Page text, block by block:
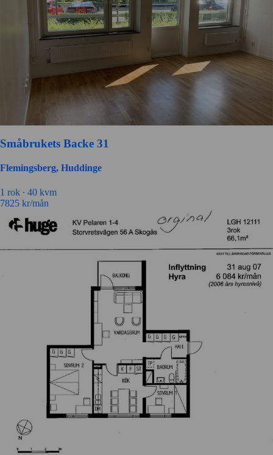
Småbrukets Backe 31
Flemingsberg, Huddinge
1 rok ∙ 40 kvm
7825 kr/mån